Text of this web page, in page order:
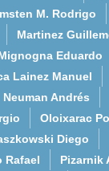
M. Rodrigo
Martinez
Eduardo
Lainez Manuel
Neuman Andrés
Oloixarac
Diego
Rafael
Pizarnik